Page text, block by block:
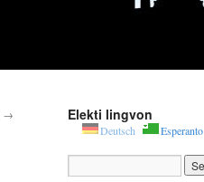
→ Elekti lingvon
Deutsch Esperanto